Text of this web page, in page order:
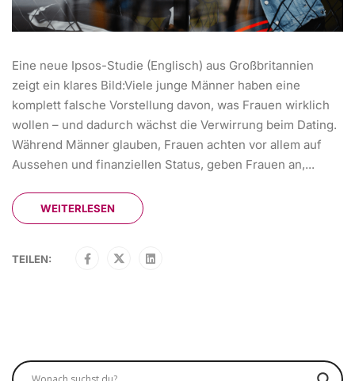
Eine neue Ipsos-Studie (Englisch) aus Großbritannien
zeigt ein klares Bild:Viele junge Männer haben eine
komplett falsche Vorstellung davon, was Frauen wirklich
wollen – und dadurch wächst die Verwirrung beim Dating.
Während Männer glauben, Frauen achten vor allem auf
Aussehen und finanziellen Status, geben Frauen an,...
WEITERLESEN
TEILEN: